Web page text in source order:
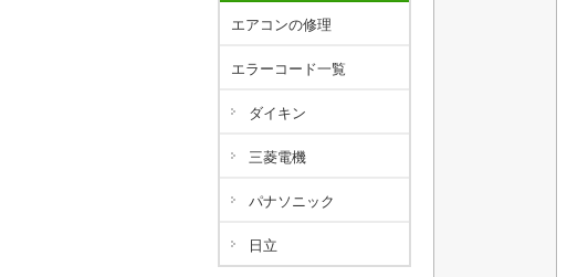
エアコンの修理
エラーコード一覧
ダイキン
三菱電機
パナソニック
日立